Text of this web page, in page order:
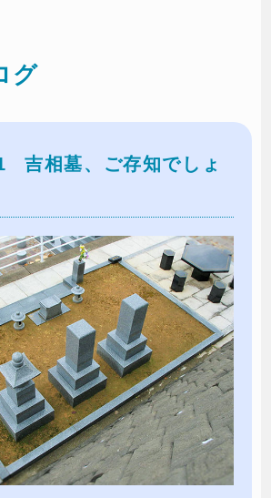
グ
吉相墓、ご存知でしょ